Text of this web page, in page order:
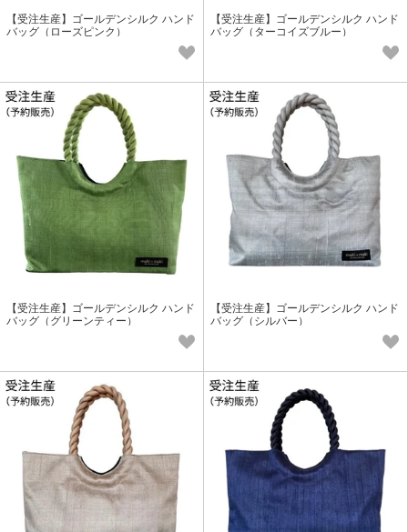
【受注生産】ゴールデンシルク ハンド
バッグ（ローズピンク）
【受注生産】ゴールデンシルク ハンド
バッグ（ターコイズブルー）
【受注生産】ゴールデンシルク ハンド
バッグ（グリーンティー）
【受注生産】ゴールデンシルク ハンド
バッグ（シルバー）